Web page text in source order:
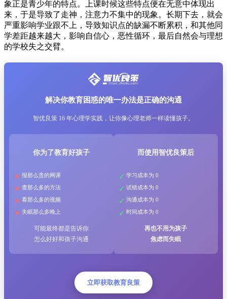
象正是青少年的特点。上课时候这些特点便在无意中体现出
来，于是导致了走神，注意力不集中的现象。长期下去，就会
严重影响学业跟不上，导致知识点的缺漏不断累积，和其他同
学差距越来越大，影响自信心，恶性循环，最后自然会与理想
的学校失之交臂。
解决你教育困惑的唯一办法是正确的沟通
智优良策 16 年心理学实践，让你像心理老师一样读懂孩子。
你为了教育好孩子
报那么贵的网课
查那么多的方法
看那么多的视频
失眠那么多晚上
可能最终都是告诉你
怎么好好和孩子沟通
而使用智优良策后
学习成本为 0
试错成本为 0
沟通成本为 0
时间成本为 0
再也不用为孩子
焦虑而失眠
立即获取教育良策